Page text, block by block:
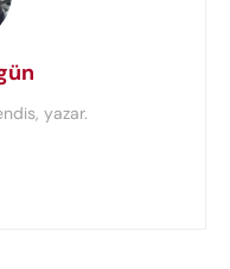
yazar.